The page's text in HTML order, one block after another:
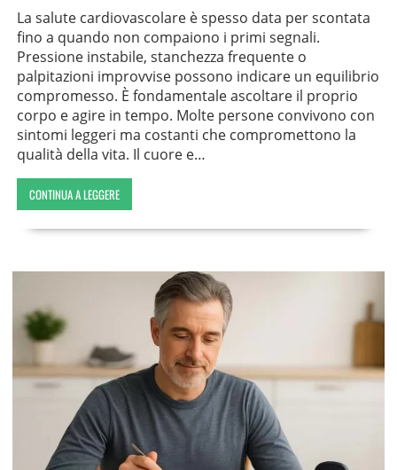
La salute cardiovascolare è spesso data per scontata
fino a quando non compaiono i primi segnali.
Pressione instabile, stanchezza frequente o
palpitazioni improvvise possono indicare un equilibrio
compromesso. È fondamentale ascoltare il proprio
corpo e agire in tempo. Molte persone convivono con
sintomi leggeri ma costanti che compromettono la
qualità della vita. Il cuore e…
CONTINUA A LEGGERE